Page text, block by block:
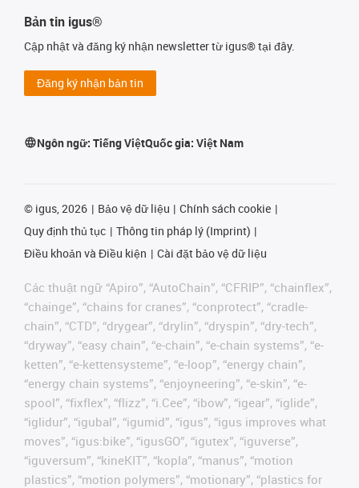
Bản tin igus®
Cập nhật và đăng ký nhận newsletter từ igus® tại đây.
Đăng ký nhận bản tin
Ngôn ngữ: Tiếng ViệtQuốc gia: Việt Nam
© igus, 2026 Bảo vệ dữ liệu
Chính sách cookie
Quy định thủ tục
Thông tin pháp lý (Imprint)
Điều khoản và Điều kiện
Cài đặt bảo vệ dữ liệu
Các thuật ngữ “Apiro”, “AutoChain”, “CFRIP”, “chainflex”,
“chainge”, “chains for cranes”, “conprotect”, “cradle-
chain”, “CTD”, “drygear”, “drylin”, “dryspin”, “dry-tech”,
“dryway”, “easy chain”, “e-chain”, “e-chain systems”, “e-
ketten”, “e-kettensysteme”, “e-loop”, “energy chain”,
“energy chain systems”, “enjoyneering”, “e-skin”, “e-
spool”, “fixflex”, “flizz”, “i.Cee”, “ibow”, “igear”, “iglide”,
“iglidur”, “igubal”, “igumid”, “igus”, “igus improves what
moves”, “igus:bike”, “igusGO”, “igutex”, “iguverse”,
“iguversum”, “kineKIT”, “kopla”, “manus”, “motion
plastics”, “motion polymers”, “motionary”, “plastics for